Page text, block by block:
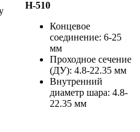
H-510
Концевое
соединение: 6-25
мм
Проходное сечение
(ДУ): 4.8-22.35 мм
Внутренний
диаметр шара: 4.8-
22.35 мм